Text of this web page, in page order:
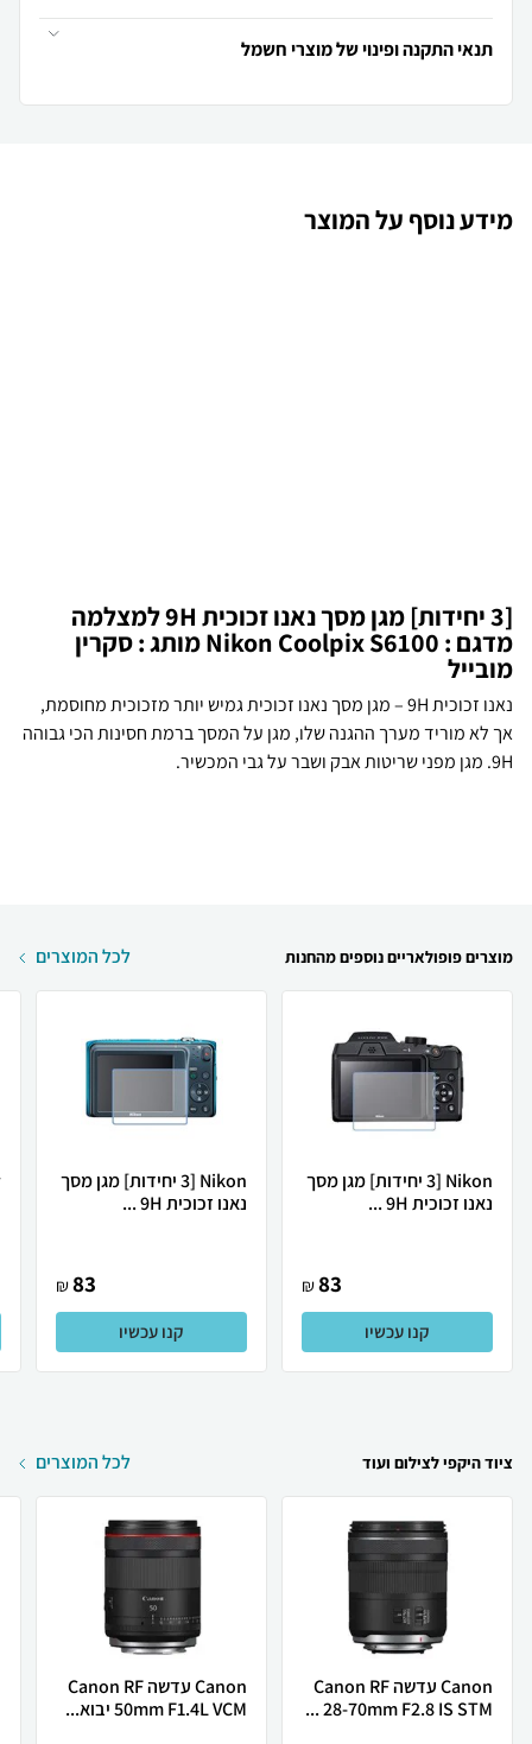
תנאי התקנה ופינוי של מוצרי חשמל
מידע נוסף על המוצר
[3 יחידות] מגן מסך נאנו זכוכית 9H למצלמה
מדגם : Nikon Coolpix S6100 מותג : סקרין
מובייל
נאנו זכוכית 9H – מגן מסך נאנו זכוכית גמיש יותר מזכוכית מחוסמת,
אך לא מוריד מערך ההגנה שלו, מגן על המסך ברמת חסינות הכי גבוהה
9H. מגן מפני שריטות אבק ושבר על גבי המכשיר.
מוצרים פופולאריים נוספים מהחנות לכל המוצרים
Nikon [3 יחידות] מגן מסך
נאנו זכוכית 9H ...
83
₪
קנו עכשיו
Nikon [3 יחידות] מגן מסך
נאנו זכוכית 9H ...
83
₪
קנו עכשיו
ציוד היקפי לצילום ועוד לכל המוצרים
Canon עדשה Canon RF
28-70mm F2.8 IS STM ...
Canon ‏עדשה Canon RF
50mm F1.4L VCM יבוא...